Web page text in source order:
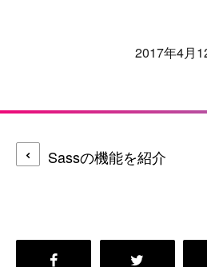
2017年4月
Sassの機能を紹介